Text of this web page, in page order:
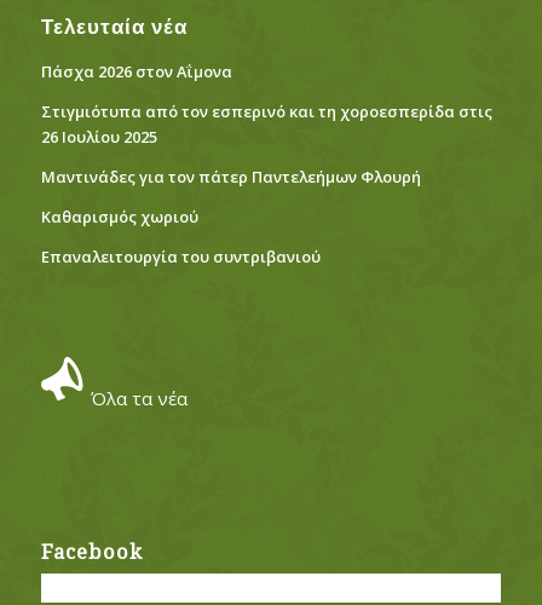
Τελευταία νέα
Πάσχα 2026 στον Αΐμονα
Στιγμιότυπα από τον εσπερινό και τη χοροεσπερίδα στις
26 Ιουλίου 2025
Μαντινάδες για τον πάτερ Παντελεήμων Φλουρή
Καθαρισμός χωριού
Eπαναλειτουργία του συντριβανιού
Όλα τα νέα
Facebook